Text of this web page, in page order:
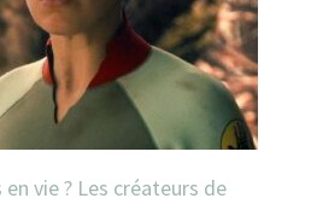
vie ? Les créateurs de